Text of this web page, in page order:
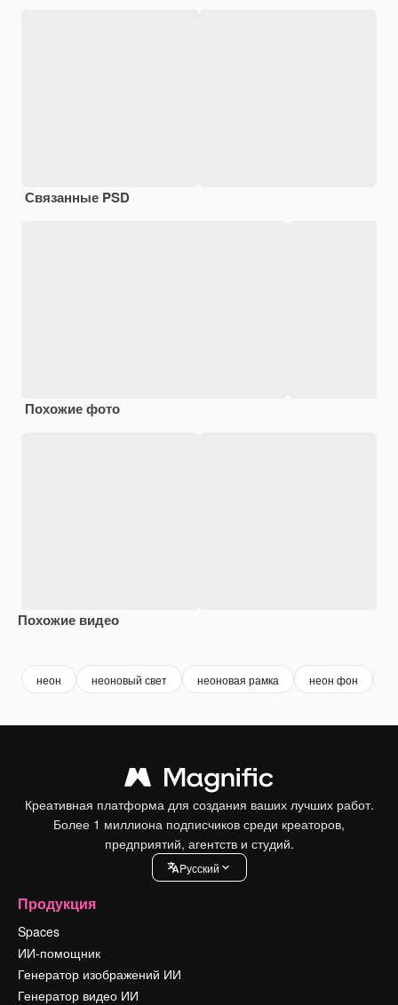
Связанные PSD
Похожие фото
Похожие видео
неон неоновый свет неоновая рамка неон фон
Креативная платформа для создания ваших лучших работ.
Более 1 миллиона подписчиков среди креаторов,
предприятий, агентств и студий.
Pусский
Продукция
Spaces
ИИ-помощник
Генератор изображений ИИ
Генератор видео ИИ